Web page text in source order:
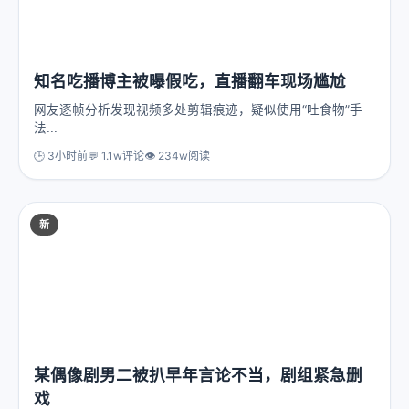
知名吃播博主被曝假吃，直播翻车现场尴尬
网友逐帧分析发现视频多处剪辑痕迹，疑似使用“吐食物”手
法...
🕒 3小时前💬 1.1w评论👁️ 234w阅读
新
某偶像剧男二被扒早年言论不当，剧组紧急删
戏